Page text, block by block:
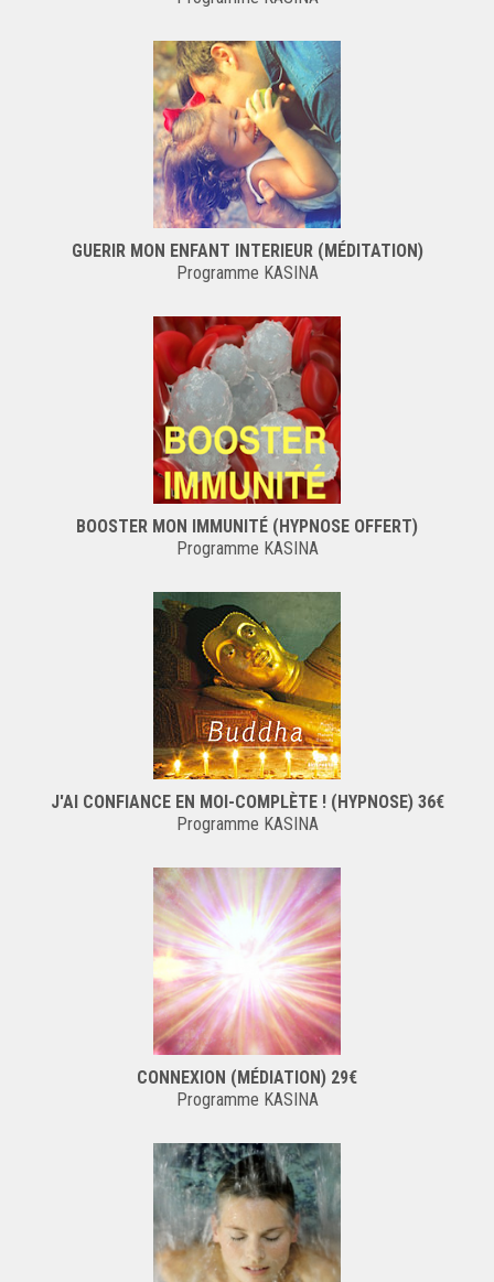
GUERIR MON ENFANT INTERIEUR (MÉDITATION)
Programme KASINA
BOOSTER MON IMMUNITÉ (HYPNOSE OFFERT)
Programme KASINA
J'AI CONFIANCE EN MOI-COMPLÈTE ! (HYPNOSE) 36€
Programme KASINA
CONNEXION (MÉDIATION) 29€
Programme KASINA